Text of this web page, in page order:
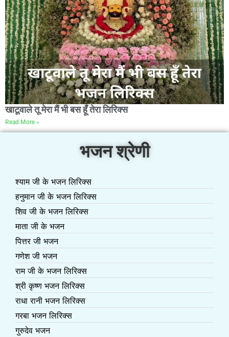
खाटूवाले तू मेरा मैं भी बस हूँ तेरा लिरिक्स
Read More »
भजन श्रेणी
श्याम जी के भजन लिरिक्स
हनुमान जी के भजन लिरिक्स
शिव जी के भजन लिरिक्स
माता जी के भजन
पित्तर जी भजन
गणेश जी भजन
राम जी के भजन लिरिक्स
श्री कृष्ण भजन लिरिक्स
राधा रानी भजन लिरिक्स
गरबा भजन लिरिक्स
गुरुदेव भजन